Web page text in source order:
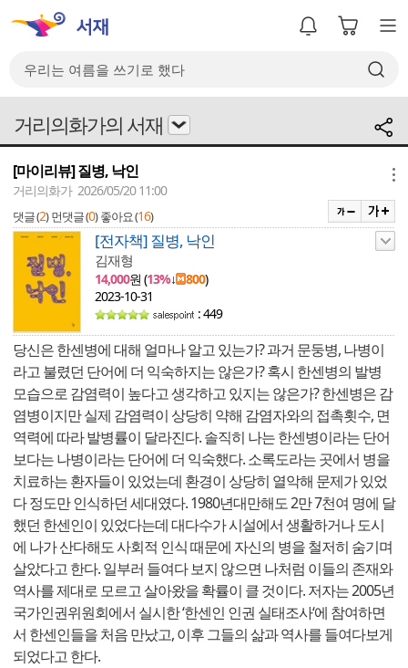
거리의화가의 서재
[마이리뷰] 질병, 낙인
거리의화가 2026/05/20 11:00
댓글 (2) 먼댓글 (0) 좋아요 (16)
[전자책] 질병, 낙인
김재형
14,000원 (13%↓ 800)
2023-10-31
: 449
당신은 한센병에 대해 얼마나 알고 있는가? 과거 문둥병, 나병이
라고 불렸던 단어에 더 익숙하지는 않은가? 혹시 한센병의 발병
모습으로 감염력이 높다고 생각하고 있지는 않은가? 한센병은 감
염병이지만 실제 감염력이 상당히 약해 감염자와의 접촉횟수, 면
역력에 따라 발병률이 달라진다. 솔직히 나는 한센병이라는 단어
보다는 나병이라는 단어에 더 익숙했다. 소록도라는 곳에서 병을
치료하는 환자들이 있었는데 환경이 상당히 열악해 문제가 있었
다 정도만 인식하던 세대였다. 1980년대만해도 2만 7천여 명에 달
했던 한센인이 있었다는데 대다수가 시설에서 생활하거나 도시
에 나가 산다해도 사회적 인식 때문에 자신의 병을 철저히 숨기며
살았다고 한다. 일부러 들여다 보지 않으면 나처럼 이들의 존재와
역사를 제대로 모르고 살아왔을 확률이 클 것이다. 저자는 2005년
국가인권위원회에서 실시한 ‘한센인 인권 실태조사‘에 참여하면
서 한센인들을 처음 만났고, 이후 그들의 삶과 역사를 들여다보게
되었다고 한다.